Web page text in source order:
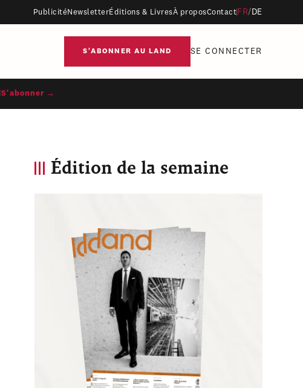
Publicité NewsletterÉditions & LivresÀ proposContact FR/ DE
S'ABONNER AU LAND SE CONNECTER
S'abonner →
Édition de la semaine